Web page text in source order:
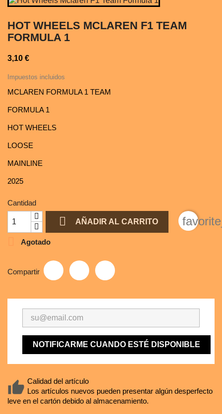
HOT WHEELS MCLAREN F1 TEAM
FORMULA 1
3,10 €
Impuestos incluidos
MCLAREN FORMULA 1 TEAM
FORMULA 1
HOT WHEELS
LOOSE
MAINLINE
2025
Cantidad
 AÑADIR AL CARRITO
Agotado
Compartir
NOTIFICARME CUANDO ESTÉ DISPONIBLE
Calidad del artículo
Los artículos nuevos pueden presentar algún desperfecto
leve en el cartón debido al almacenamiento.